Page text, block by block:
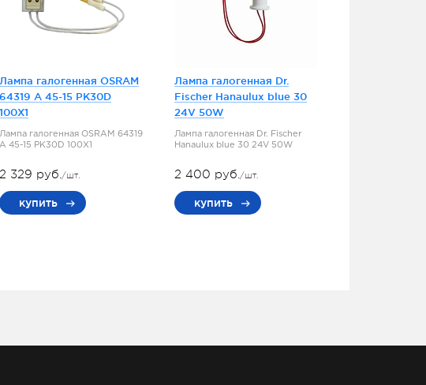
Лампа галогенная OSRAM
64319 A 45-15 PK30D
100X1
Лампа галогенная OSRAM 64319
A 45-15 PK30D 100X1
2 329 руб./шт.
купить
Лампа галогенная Dr.
Fischer Hanaulux blue 30
24V 50W
Лампа галогенная Dr. Fischer
Hanaulux blue 30 24V 50W
2 400 руб./шт.
купить